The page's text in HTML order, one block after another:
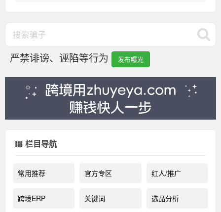
严禁诽谤、诬陷等行为 发布曝光
栏目导航
常用推荐 官方专区 红人/推广
跨境ERP 关键词 选品分析